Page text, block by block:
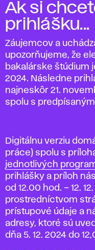
Ak si
prihlášku...
Záujemcov a
upozorňujeme, že
bakalárske štúdium
2024. Následne
najneskôr 21.
spolu s
Digitálnu verziu
práce) spolu s
jednotlivých
prihlášky a príloh
od 12.00 hod. – 12.
prostredníctvom
prístupové údaje a
adresy, ktoré sú
dňa 5. 12. 2024 do